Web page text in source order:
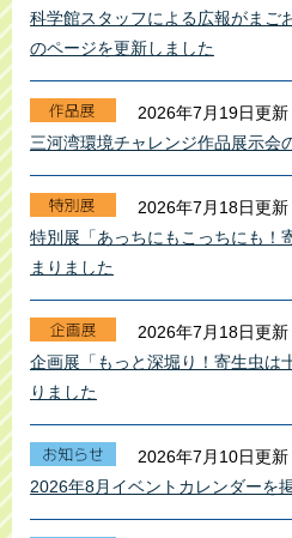
科学館スタッフによる広報がまご
のページを更新しました
2026年7月19日更新
三河湾環境チャレンジ作品展示会
2026年7月18日更新
特別展「あっちにもこっちにも！
まりました
2026年7月18日更新
企画展「もっと深堀り！寄生虫は
りました
2026年7月10日更新
2026年8月イベントカレンダーを